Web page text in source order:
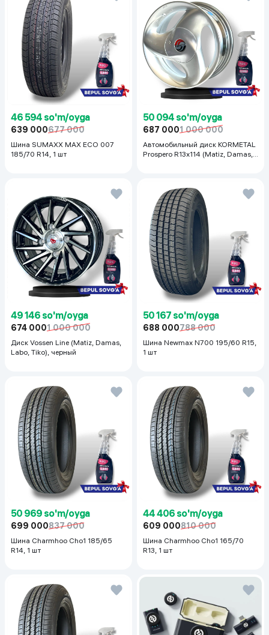
46 594 so'm/oyga
639 000677 000
Шина SUMAXX MAX ECO 007
185/70 R14, 1 шт
50 094 so'm/oyga
687 0001 000 000
Автомобильный диск KORMETAL
Prospero R13x114 (Matiz, Damas,
49 146 so'm/oyga
674 0001 000 000
Диск Vossen Line (Matiz, Damas,
Labo, Tiko), черный
50 167 so'm/oyga
688 000788 000
Шина Newmax N700 195/60 R15,
1 шт
50 969 so'm/oyga
699 000837 000
Шина Charmhoo Cho1 185/65
R14, 1 шт
44 406 so'm/oyga
609 000810 000
Шина Charmhoo Cho1 165/70
R13, 1 шт